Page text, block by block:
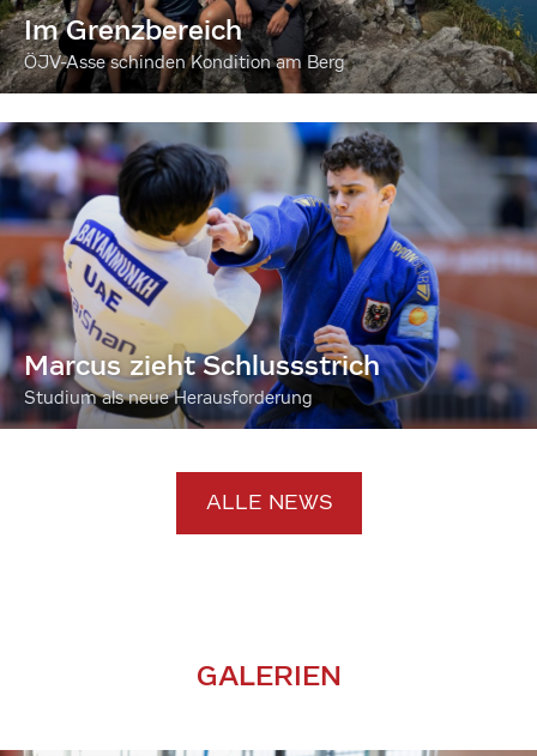
Im Grenzbereich
ÖJV-Asse schinden Kondition am Berg
Marcus zieht Schlussstrich
Studium als neue Herausforderung
ALLE NEWS
GALERIEN